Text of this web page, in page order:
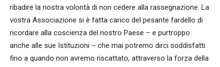
ribadire la nostra volontà di non cedere alla rassegnazione. La
vostra Associazione si è fatta carico del pesante fardello di
ricordare alla coscienza del nostro Paese – e purtroppo
anche alle sue Istituzioni – che mai potremo dirci soddisfatti
fino a quando non avremo riscattato, attraverso la forza della